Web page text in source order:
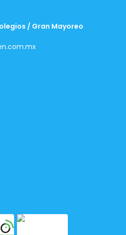
/ Gran Mayoreo